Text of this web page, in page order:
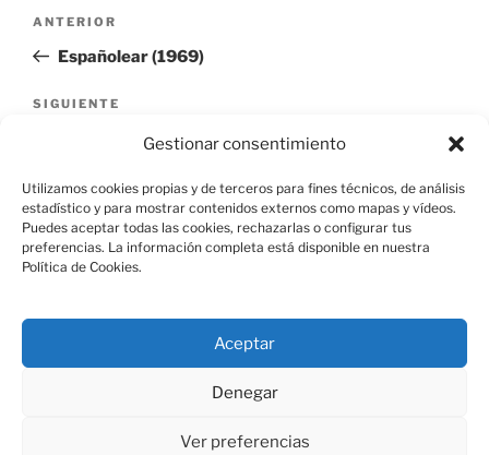
Gestionar consentimiento
Utilizamos cookies propias y de terceros para fines técnicos, de análisis
estadístico y para mostrar contenidos externos como mapas y vídeos.
Puedes aceptar todas las cookies, rechazarlas o configurar tus
preferencias. La información completa está disponible en nuestra
Política de Cookies.
Aceptar
Denegar
Ver preferencias
entradas
Entrada
anterior:
ANTERIOR
Españolear (1969)
Siguiente
SIGUIENTE
El jardinero – corto (2013)